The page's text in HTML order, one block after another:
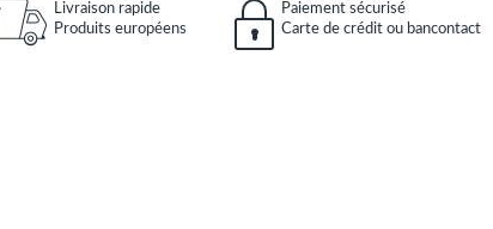
Livraison rapide
Produits européens
Paiement sécurisé
Carte de crédit ou bancontact